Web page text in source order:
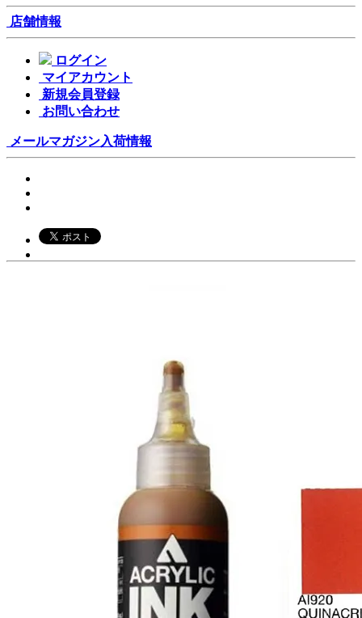
店舗情報
ログイン
マイアカウント
新規会員登録
お問い合わせ
メールマガジン入荷情報